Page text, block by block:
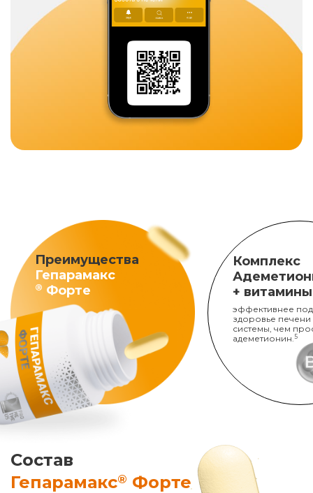
Преимущества
Гепарамакс
® Форте
Комплекс
+
эффективнее
здоровье печени
системы, чем
адеметионин. 5
Состав
Гепарамакс® Форте